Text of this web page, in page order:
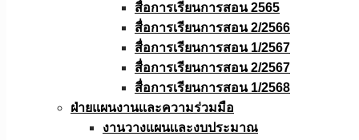
สื่อการเรียนการสอน 2565
สื่อการเรียนการสอน 2/2566
สื่อการเรียนการสอน 1/2567
สื่อการเรียนการสอน 2/2567
สื่อการเรียนการสอน 1/2568
ฝ่ายแผนงานเเละความร่วมมือ
งานวางแผนเเละงบประมาณ